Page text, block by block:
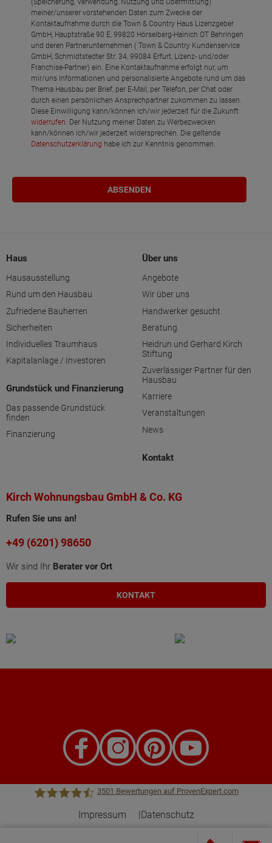
(Speicherung, Verwendung, Nutzung und Übermittlung)
meiner/unserer vorstehenden Daten zum Zwecke der
Kontaktaufnahme durch die Town & Country Haus Lizenzgeber
GmbH, Hauptstraße 90 E, 99820 Hörselberg-Hainich OT Behringen
und deren Partnerunternehmen ( Town & Country Kundenservice
GmbH, Schmidtstedter Str. 34, 99084 Erfurt, Lizenz- und/oder
Franchise-Partner) ein. Eine Kontaktaufnahme erfolgt nur, um
mir/uns Informationen und personalisierte Angebote rund um das
Thema Hausbau per Brief, per E-Mail, per Telefon, per Chat oder
durch einen persönlichen Ansprechpartner zukommen zu lassen.
Diese Einwilligung kann/können ich/wir jederzeit für die Zukunft
widerrufen. Der Nutzung meiner Daten zu Werbezwecken
kann/können ich/wir jederzeit widersprechen. Die geltende
Datenschutzerklärung habe ich zur Kenntnis genommen.
Haus
Hausausstellung
Rund um den Hausbau
Zufriedene Bauherren
Sicherheiten
Individuelles Traumhaus
Kapitalanlage / Investoren
Grundstück und Finanzierung
Das passende Grundstück
finden
Finanzierung
Über uns
Angebote
Wir über uns
Handwerker gesucht
Beratung
Heidrun und Gerhard Kirch
Stiftung
Zuverlässiger Partner für den
Hausbau
Karriere
Veranstaltungen
News
Kontakt
Kirch Wohnungsbau GmbH & Co. KG
Rufen Sie uns an!
+49 (6201) 98650
Wir sind Ihr Berater vor Ort
KONTAKT
3501 Bewertungen auf ProvenExpert.com
Impressum Datenschutz